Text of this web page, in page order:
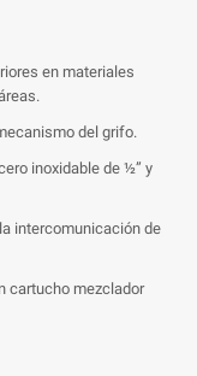
en materiales
del grifo.
inoxidable de ½” y
intercomunicación de
cartucho mezclador